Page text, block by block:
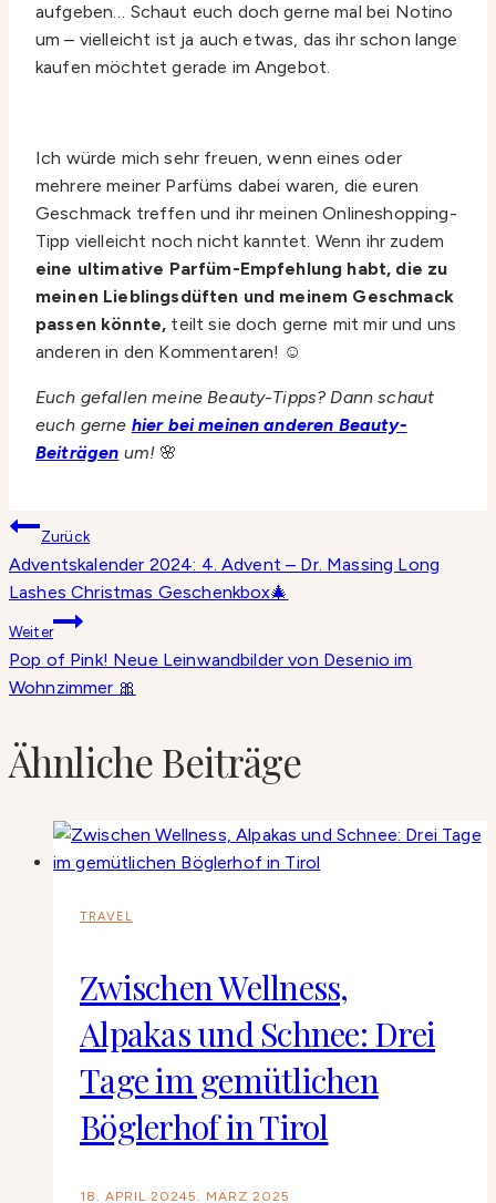
aufgeben… Schaut euch doch gerne mal bei Notino
um – vielleicht ist ja auch etwas, das ihr schon lange
kaufen möchtet gerade im Angebot.
Ich würde mich sehr freuen, wenn eines oder
mehrere meiner Parfüms dabei waren, die euren
Geschmack treffen und ihr meinen Onlineshopping-
Tipp vielleicht noch nicht kanntet. Wenn ihr zudem
eine ultimative Parfüm-Empfehlung habt, die zu
meinen Lieblingsdüften und meinem Geschmack
passen könnte, teilt sie doch gerne mit mir und uns
anderen in den Kommentaren! ☺️
Euch gefallen meine Beauty-Tipps? Dann schaut
euch gerne hier bei meinen anderen Beauty-
Beiträgen um! 🌸
Beitragsnavigation
Zurück
Adventskalender 2024: 4. Advent – Dr. Massing Long
Lashes Christmas Geschenkbox🎄
Weiter
Pop of Pink! Neue Leinwandbilder von Desenio im
Wohnzimmer 🎀
Ähnliche Beiträge
TRAVEL
Zwischen Wellness,
Alpakas und Schnee: Drei
Tage im gemütlichen
Böglerhof in Tirol
18. APRIL 20245. MÄRZ 2025